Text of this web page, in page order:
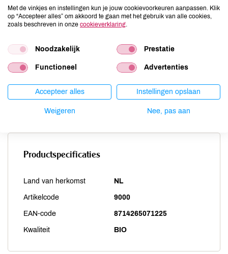
Noten
niet aanwezig
niet aanwezig
Sesam
niet aanwezig
Soja
niet aanwezig
Weekdieren
niet aanwezig
Zwaveldioxide / sulfieten
niet aanwezig
Productspecificaties
Land van herkomst NL
Artikelcode 9000
EAN-code 8714265071225
Kwaliteit BIO
Met de vinkjes en instellingen kun je jouw cookievoorkeuren aanpassen. Klik
op “Accepteer alles” om akkoord te gaan met het gebruik van alle cookies,
zoals beschreven in onze cookieverklaring
Noodzakelijk Prestatie
Functioneel Advertenties
Accepteer alles Instellingen opslaan
Weigeren Nee, pas aan